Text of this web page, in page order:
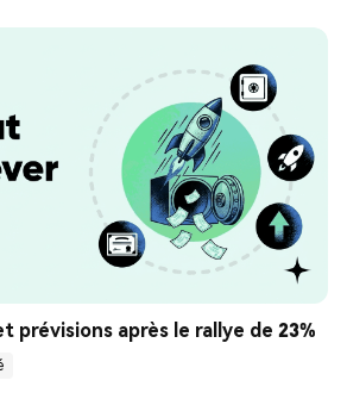
prévisions après le rallye de 23%